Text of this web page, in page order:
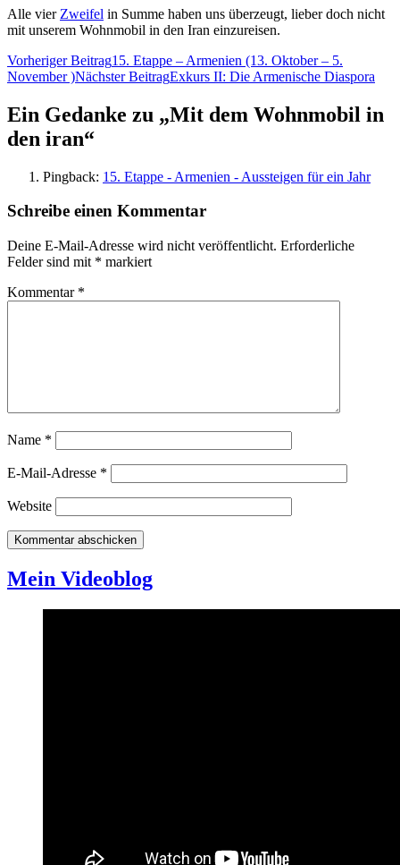
Alle vier Zweifel in Summe haben uns überzeugt, lieber doch nicht
mit unserem Wohnmobil in den Iran einzureisen.
Beitrags-
Navigation
Vorheriger Beitrag15. Etappe – Armenien (13. Oktober – 5.
November )Nächster BeitragExkurs II: Die Armenische Diaspora
Ein Gedanke zu „Mit dem Wohnmobil in
den iran“
Pingback: 15. Etappe - Armenien - Aussteigen für ein Jahr
Schreibe einen Kommentar
Deine E-Mail-Adresse wird nicht veröffentlicht. Erforderliche
Felder sind mit * markiert
Kommentar *
Name *
E-Mail-Adresse *
Website
Mein Videoblog